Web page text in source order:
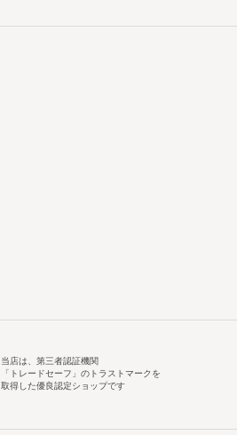
当店は、第三者認証機関
「トレードセーフ」のトラストマークを
取得した優良認定ショップです